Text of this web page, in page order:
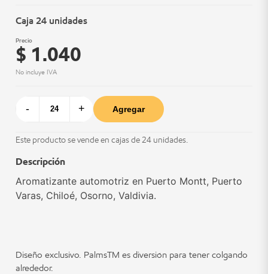
Caja 24 unidades
Precio
$ 1.040
No incluye IVA
- + Agregar
Este producto se vende en cajas de 24 unidades.
Descripción
Aromatizante automotriz en Puerto Montt, Puerto
Varas, Chiloé, Osorno, Valdivia.
Diseño exclusivo. PalmsTM es diversión para tener colgando
alrededor.